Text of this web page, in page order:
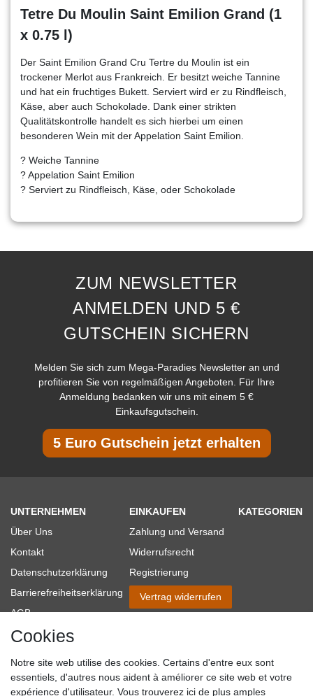
Tetre Du Moulin Saint Emilion Grand (1
x 0.75 l)
Der Saint Emilion Grand Cru Tertre du Moulin ist ein
trockener Merlot aus Frankreich. Er besitzt weiche Tannine
und hat ein fruchtiges Bukett. Serviert wird er zu Rindfleisch,
Käse, aber auch Schokolade. Dank einer strikten
Qualitätskontrolle handelt es sich hierbei um einen
besonderen Wein mit der Appelation Saint Emilion.
? Weiche Tannine
? Appelation Saint Emilion
? Serviert zu Rindfleisch, Käse, oder Schokolade
ZUM NEWSLETTER
ANMELDEN UND 5 €
GUTSCHEIN SICHERN
Melden Sie sich zum Mega-Paradies Newsletter an und
profitieren Sie von regelmäßigen Angeboten. Für Ihre
Anmeldung bedanken wir uns mit einem 5 €
Einkaufsgutschein.
5 Euro Gutschein jetzt erhalten
UNTERNEHMEN
Über Uns
Kontakt
Datenschutzerklärung
Barrierefreiheitserklärung
AGB
Impressum
Blog
EINKAUFEN
Zahlung und Versand
Widerrufsrecht
Registrierung
Vertrag widerrufen
KATEGORIEN
Cookies
Notre site web utilise des cookies. Certains d'entre eux sont
essentiels, d'autres nous aident à améliorer ce site web et votre
expérience d'utilisateur. Vous trouverez ici de plus amples